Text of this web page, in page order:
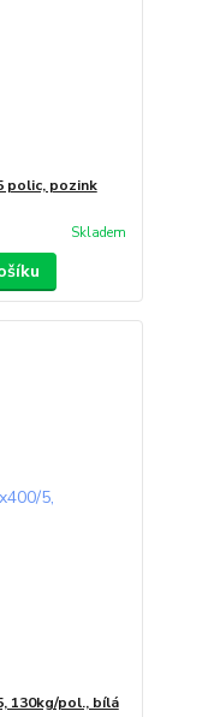
polic, pozink
Skladem
130kg/pol., bílá